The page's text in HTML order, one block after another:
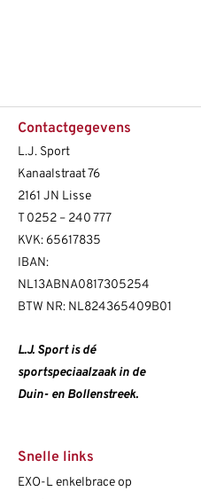
Contactgegevens
L.J. Sport
Kanaalstraat 76
2161 JN Lisse
T 0252 – 240 777
KVK: 65617835
IBAN:
NL13ABNA0817305254
BTW NR: NL824365409B01
L.J. Sport is dé
sportspeciaalzaak in de
Duin- en Bollenstreek.
Snelle links
EXO-L enkelbrace op